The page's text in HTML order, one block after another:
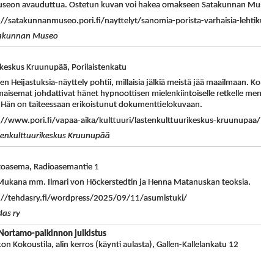
avauduttua. Ostetun kuvan voi hakea omakseen Satakunnan
satakunnanmuseo.pori.fi/nayttelyt/sanomia-porista-varhaisia-
Museo
Kruunupää, Porilaistenkatu
Heijastuksia-näyttely pohtii, millaisia jälkiä meistä jää maailmaan.
johdattivat hänet hypnoottisen mielenkiintoiselle retkelle
on taiteessaan erikoistunut dokumenttielokuvaan.
www.pori.fi/vapaa-aika/kulttuuri/lastenkulttuurikeskus-
Kruunupää
Radioasemantie 1
mm. Ilmari von Höckerstedtin ja Henna Matanuskan teoksia.
tehdasry.fi/wordpress/2025/09/11/asumistuki/
ry
palkinnon julkistus
Kokoustila, alin kerros (käynti aulasta), Gallen-Kallelankatu 12